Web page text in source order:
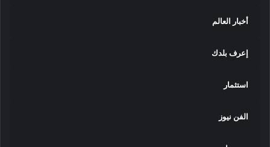
أخبار العالم
إعرف بلدك
استثمار
الفن نيوز